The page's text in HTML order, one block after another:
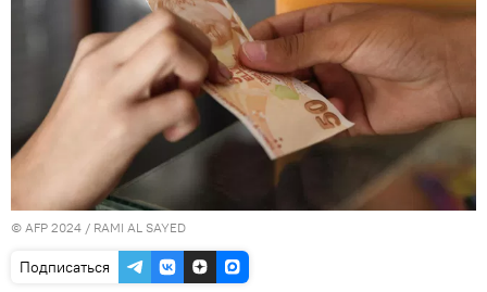
© AFP 2024 / RAMI AL SAYED
Подписаться